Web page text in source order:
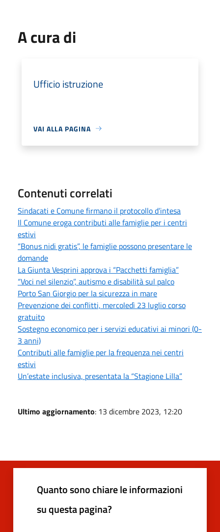
A cura di
Ufficio istruzione
VAI ALLA PAGINA
Contenuti correlati
Sindacati e Comune firmano il protocollo d’intesa
Il Comune eroga contributi alle famiglie per i centri
estivi
“Bonus nidi gratis”, le famiglie possono presentare le
domande
La Giunta Vesprini approva i “Pacchetti famiglia”
“Voci nel silenzio”, autismo e disabilità sul palco
Porto San Giorgio per la sicurezza in mare
Prevenzione dei conflitti, mercoledì 23 luglio corso
gratuito
Sostegno economico per i servizi educativi ai minori (0-
3 anni)
Contributi alle famiglie per la frequenza nei centri
estivi
Un’estate inclusiva, presentata la “Stagione Lilla”
Ultimo aggiornamento: 13 dicembre 2023, 12:20
Quanto sono chiare le informazioni
su questa pagina?